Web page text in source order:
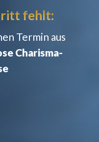
fehlt:
Termin aus
Charisma-